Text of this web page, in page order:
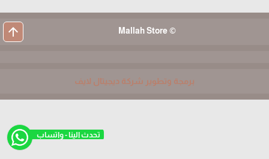
تحدث الينا - واتساب
© Mallah Store
arrow_upward
برمجة وتطوير شركة ديجيتال لايف